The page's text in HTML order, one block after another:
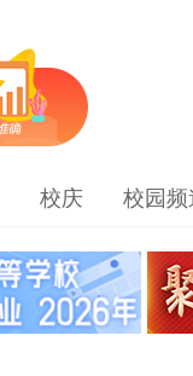
校庆 校园频